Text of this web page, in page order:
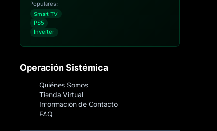
Populares:
Smart TV
PS5
Inverter
Operación Sistémica
Quiénes Somos
Tienda Virtual
Información de Contacto
FAQ